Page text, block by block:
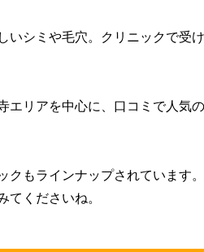
いシミや毛穴。クリニックで受
エリアを中心に、口コミで人気
クもラインナップされています
てくださいね。